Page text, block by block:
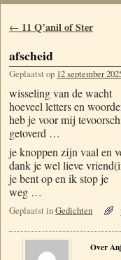
Berichtnavigatie
← 11 Q’anil of Ster
afscheid
Geplaatst op 12 september
wisseling van de wacht
hoeveel letters en
heb je voor mij
getoverd …
je knoppen zijn vaal en
dank je wel lieve
je bent op en ik stop je
weg …
Geplaatst inGedichten
Over